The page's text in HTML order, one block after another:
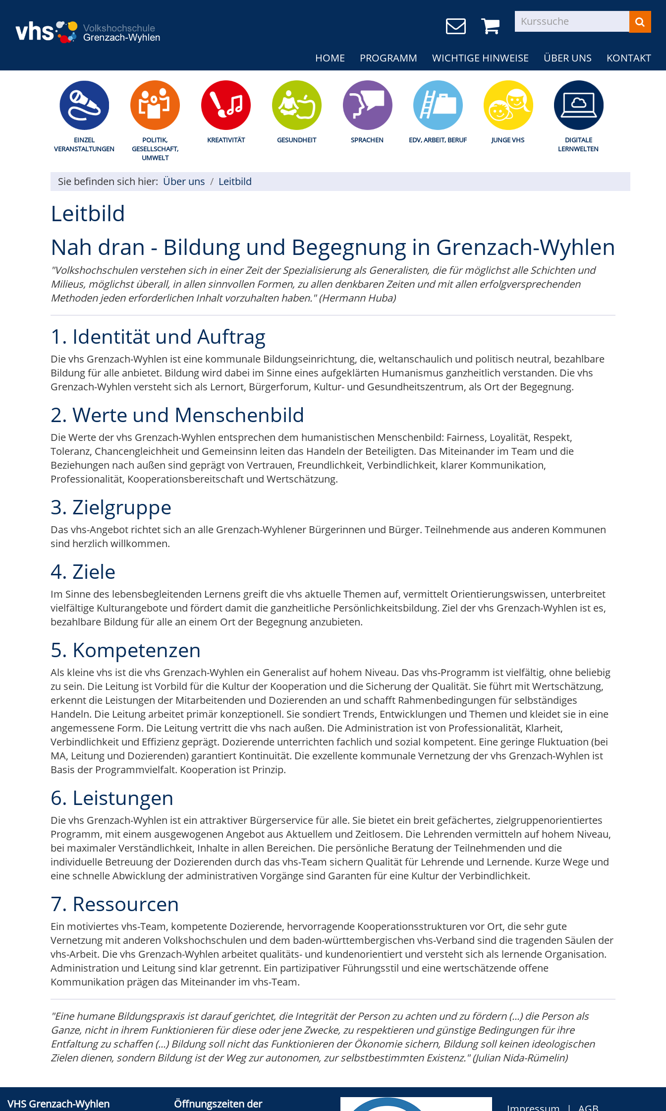
HOME PROGRAMM WICHTIGE HINWEISE ÜBER UNS KONTAKT
EINZEL
VERANSTALTUNGEN
POLITIK,
GESELLSCHAFT,
UMWELT
KREATIVITÄT GESUNDHEIT SPRACHEN EDV, ARBEIT, BERUF JUNGE VHS
DIGITALE
LERNWELTEN
Sie befinden sich hier: Über uns Leitbild
Leitbild
Nah dran - Bildung und Begegnung in Grenzach-Wyhlen
"Volkshochschulen verstehen sich in einer Zeit der Spezialisierung als Generalisten, die für möglichst alle Schichten und
Milieus, möglichst überall, in allen sinnvollen Formen, zu allen denkbaren Zeiten und mit allen erfolgversprechenden
Methoden jeden erforderlichen Inhalt vorzuhalten haben." (Hermann Huba)
1. Identität und Auftrag
Die vhs Grenzach-Wyhlen ist eine kommunale Bildungseinrichtung, die, weltanschaulich und politisch neutral, bezahlbare
Bildung für alle anbietet. Bildung wird dabei im Sinne eines aufgeklärten Humanismus ganzheitlich verstanden. Die vhs
Grenzach-Wyhlen versteht sich als Lernort, Bürgerforum, Kultur- und Gesundheitszentrum, als Ort der Begegnung.
2. Werte und Menschenbild
Die Werte der vhs Grenzach-Wyhlen entsprechen dem humanistischen Menschenbild: Fairness, Loyalität, Respekt,
Toleranz, Chancengleichheit und Gemeinsinn leiten das Handeln der Beteiligten. Das Miteinander im Team und die
Beziehungen nach außen sind geprägt von Vertrauen, Freundlichkeit, Verbindlichkeit, klarer Kommunikation,
Professionalität, Kooperationsbereitschaft und Wertschätzung.
3. Zielgruppe
Das vhs-Angebot richtet sich an alle Grenzach-Wyhlener Bürgerinnen und Bürger. Teilnehmende aus anderen Kommunen
sind herzlich willkommen.
4. Ziele
Im Sinne des lebensbegleitenden Lernens greift die vhs aktuelle Themen auf, vermittelt Orientierungswissen, unterbreitet
vielfältige Kulturangebote und fördert damit die ganzheitliche Persönlichkeitsbildung. Ziel der vhs Grenzach-Wyhlen ist es,
bezahlbare Bildung für alle an einem Ort der Begegnung anzubieten.
5. Kompetenzen
Als kleine vhs ist die vhs Grenzach-Wyhlen ein Generalist auf hohem Niveau. Das vhs-Programm ist vielfältig, ohne beliebig
zu sein. Die Leitung ist Vorbild für die Kultur der Kooperation und die Sicherung der Qualität. Sie führt mit Wertschätzung,
erkennt die Leistungen der Mitarbeitenden und Dozierenden an und schafft Rahmenbedingungen für selbständiges
Handeln. Die Leitung arbeitet primär konzeptionell. Sie sondiert Trends, Entwicklungen und Themen und kleidet sie in eine
angemessene Form. Die Leitung vertritt die vhs nach außen. Die Administration ist von Professionalität, Klarheit,
Verbindlichkeit und Effizienz geprägt. Dozierende unterrichten fachlich und sozial kompetent. Eine geringe Fluktuation (bei
MA, Leitung und Dozierenden) garantiert Kontinuität. Die exzellente kommunale Vernetzung der vhs Grenzach-Wyhlen ist
Basis der Programmvielfalt. Kooperation ist Prinzip.
6. Leistungen
Die vhs Grenzach-Wyhlen ist ein attraktiver Bürgerservice für alle. Sie bietet ein breit gefächertes, zielgruppenorientiertes
Programm, mit einem ausgewogenen Angebot aus Aktuellem und Zeitlosem. Die Lehrenden vermitteln auf hohem Niveau,
bei maximaler Verständlichkeit, Inhalte in allen Bereichen. Die persönliche Beratung der Teilnehmenden und die
individuelle Betreuung der Dozierenden durch das vhs-Team sichern Qualität für Lehrende und Lernende. Kurze Wege und
eine schnelle Abwicklung der administrativen Vorgänge sind Garanten für eine Kultur der Verbindlichkeit.
7. Ressourcen
Ein motiviertes vhs-Team, kompetente Dozierende, hervorragende Kooperationsstrukturen vor Ort, die sehr gute
Vernetzung mit anderen Volkshochschulen und dem baden-württembergischen vhs-Verband sind die tragenden Säulen der
vhs-Arbeit. Die vhs Grenzach-Wyhlen arbeitet qualitäts- und kundenorientiert und versteht sich als lernende Organisation.
Administration und Leitung sind klar getrennt. Ein partizipativer Führungsstil und eine wertschätzende offene
Kommunikation prägen das Miteinander im vhs-Team.
"Eine humane Bildungspraxis ist darauf gerichtet, die Integrität der Person zu achten und zu fördern (...) die Person als
Ganze, nicht in ihrem Funktionieren für diese oder jene Zwecke, zu respektieren und günstige Bedingungen für ihre
Entfaltung zu schaffen (...) Bildung soll nicht das Funktionieren der Ökonomie sichern, Bildung soll keinen ideologischen
Zielen dienen, sondern Bildung ist der Weg zur autonomen, zur selbstbestimmten Existenz." (Julian Nida-Rümelin)
VHS Grenzach-Wyhlen
Öffnungszeiten der